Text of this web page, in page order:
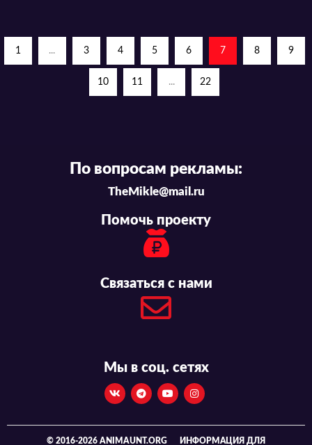
1 ... 3 4 5 6 7 8 9
10 11 ... 22
По вопросам рекламы:
TheMikle@mail.ru
Помочь проекту
Связаться с нами
Мы в соц. сетях
© 2016-2026 ANIMAUNT.ORG ИНФОРМАЦИЯ ДЛЯ